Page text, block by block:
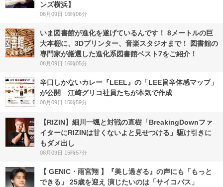
ンズ横浜】
08月09日 16時06分
いま図書館が進化を遂げているんです！ 8メートルの巨
大本棚に、3Dプリンター、音楽スタジオまで！ 図書館の
専門家が厳選した進化系図書館ベスト7をご紹介！
08月09日 16時05分
辛口しかないカレー『LEEL』の「LEE旨辛体感マップ」
が公開 江崎グリコ社員たちが本気で作成
08月09日 15時59分
【RIZIN】細川一颯と対戦の直樹「BreakingDownファ
イターにRIZINは甘くないよと見せつける」駆け引きに
もダメ出し
08月09日 15時57分
【 GENIC・雨宮翔 】『美し過ぎる』の声にも「もっと
できる」 25歳を迎え 演じたいのは「サイコパス」